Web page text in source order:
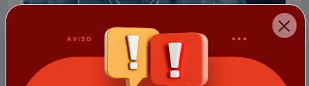
17/09/2025